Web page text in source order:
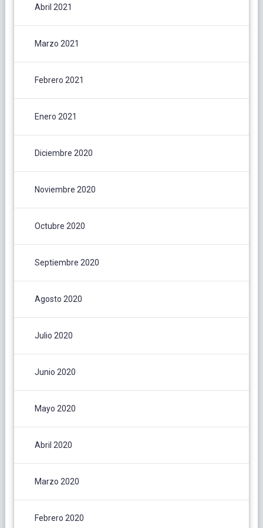
Abril 2021
Marzo 2021
Febrero 2021
Enero 2021
Diciembre 2020
Noviembre 2020
Octubre 2020
Septiembre 2020
Agosto 2020
Julio 2020
Junio 2020
Mayo 2020
Abril 2020
Marzo 2020
Febrero 2020